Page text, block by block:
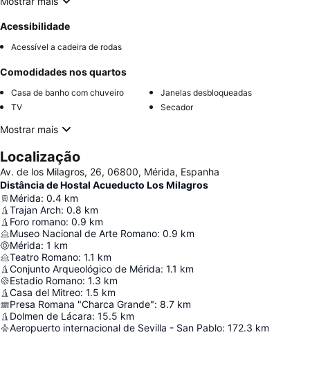
Acessibilidade
Acessível a cadeira de rodas
Comodidades nos quartos
Casa de banho com chuveiro
Janelas desbloqueadas
TV
Secador
Mostrar mais
Localização
Av. de los Milagros, 26, 06800, Mérida, Espanha
Distância de Hostal Acueducto Los Milagros
Mérida: 0.4 km
Trajan Arch: 0.8 km
Foro romano: 0.9 km
Museo Nacional de Arte Romano: 0.9 km
Mérida: 1 km
Teatro Romano: 1.1 km
Conjunto Arqueológico de Mérida: 1.1 km
Estadio Romano: 1.3 km
Casa del Mitreo: 1.5 km
Presa Romana "Charca Grande": 8.7 km
Dolmen de Lácara: 15.5 km
Aeropuerto internacional de Sevilla - San Pablo: 172.3 km